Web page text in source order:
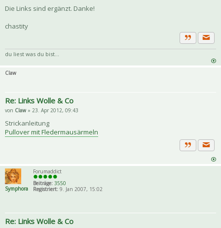
Die Links sind ergänzt. Danke!
chastity
Zitat
du liest was du bist...
Claw
Re: Links Wolle & Co
von Claw » 23. Apr 2012, 09:43
Strickanleitung
Pullover mit Fledermausärmeln
Zitat
Symphora
Forumaddict
Beiträge: 3550
Registriert: 9. Jan 2007, 15:02
Re: Links Wolle & Co